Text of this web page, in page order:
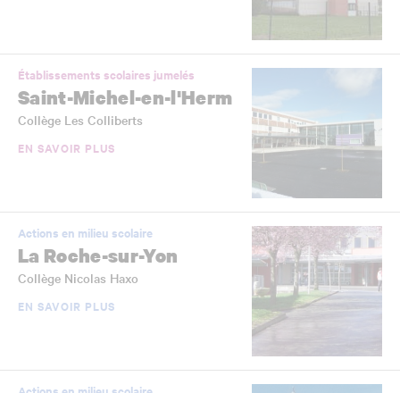
Établissements scolaires jumelés
Saint-Michel-en-l'Herm
Collège Les Colliberts
EN SAVOIR PLUS
Actions en milieu scolaire
La Roche-sur-Yon
Collège Nicolas Haxo
EN SAVOIR PLUS